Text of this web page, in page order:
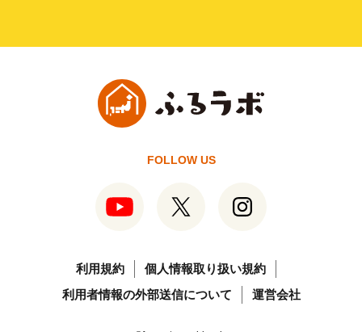
FOLLOW US
利用規約
個人情報取り扱い規約
利用者情報の外部送信について
運営会社